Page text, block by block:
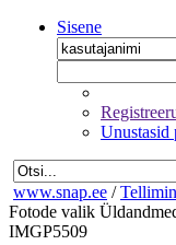
Sisene
Unustasid
www.snap.ee /
Fotode valik
IMGP5509